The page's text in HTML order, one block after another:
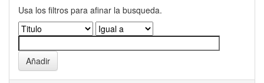
Usa los filtros para afinar la busqueda.